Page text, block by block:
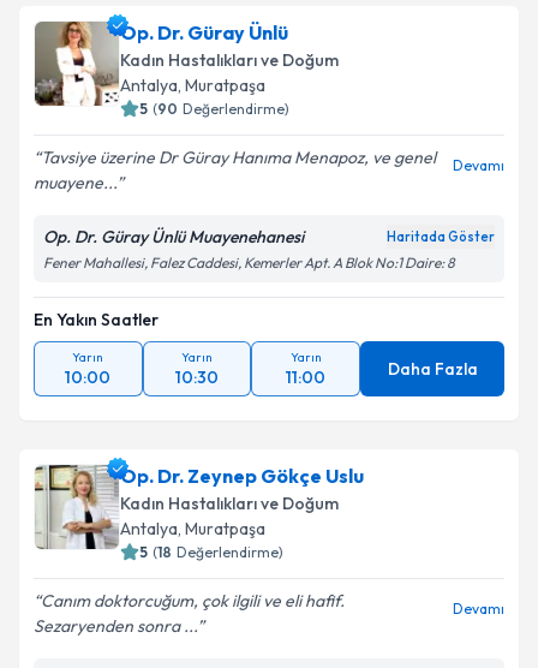
Op. Dr. Güray Ünlü
Kadın Hastalıkları ve Doğum
Antalya, Muratpaşa
5 (90 Değerlendirme)
Tavsiye üzerine Dr Güray Hanıma Menapoz, ve genel
muayene...
Devamı
Op. Dr. Güray Ünlü Muayenehanesi Haritada Göster
Fener Mahallesi, Falez Caddesi, Kemerler Apt. A Blok No:1 Daire: 8
En Yakın Saatler
Yarın
10:00
Yarın
10:30
Yarın
11:00 Daha Fazla
Op. Dr. Zeynep Gökçe Uslu
Kadın Hastalıkları ve Doğum
Antalya, Muratpaşa
5 (18 Değerlendirme)
Canım doktorcuğum, çok ilgili ve eli hafif.
Sezaryenden sonra ...
Devamı